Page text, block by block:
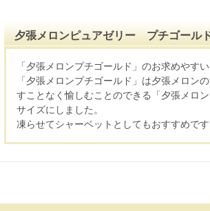
夕張メロンピュアゼリー プチゴールド
「夕張メロンプチゴールド」のお求めやす
「夕張メロンプチゴールド」は夕張メロン
すことなく愉しむことのできる「夕張メロ
サイズにしました。
凍らせてシャーベットとしてもおすすめです